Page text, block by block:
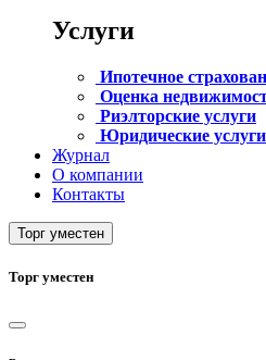
Услуги
Ипотечное
Оценка
Риэлторские услуги
Юридические услуги
Журнал
О компании
Контакты
Торг уместен
Торг уместен